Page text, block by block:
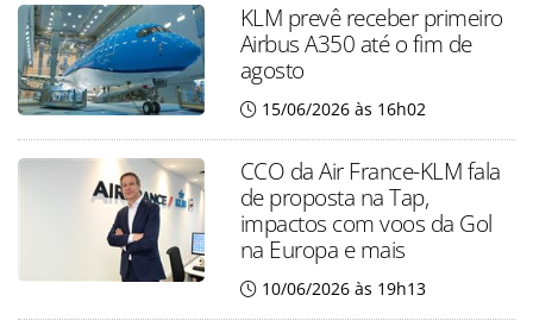
KLM prevê receber primeiro
Airbus A350 até o fim de
agosto
15/06/2026 às 16h02
CCO da Air France-KLM fala
de proposta na Tap,
impactos com voos da Gol
na Europa e mais
10/06/2026 às 19h13